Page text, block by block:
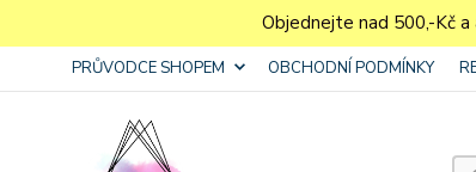
Objednejte nad 500,-Kč
PRŮVODCE SHOPEM OBCHODNÍ PODMÍNKY